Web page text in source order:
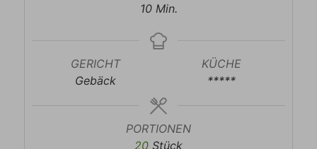
10Minuten
Min.
GERICHT
Gebäck
KÜCHE
*****
PORTIONEN
20 Stück